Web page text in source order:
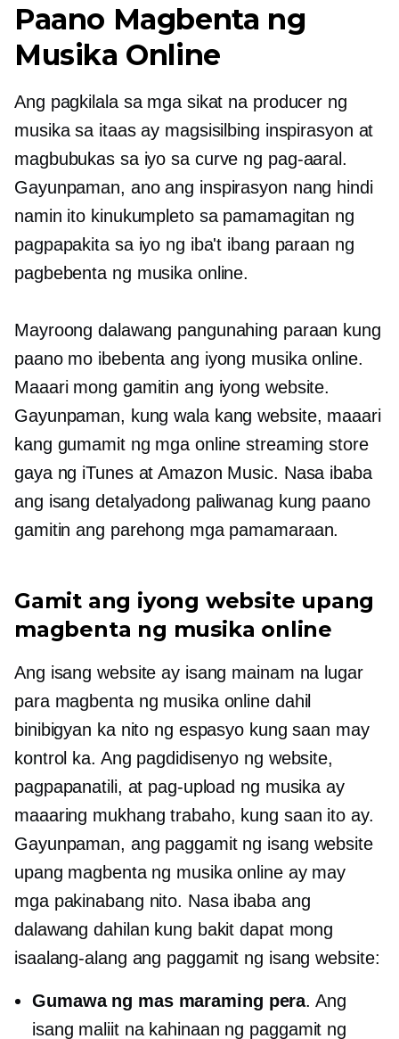
Paano Magbenta ng
Musika Online
Ang pagkilala sa mga sikat na producer ng
musika sa itaas ay magsisilbing inspirasyon at
magbubukas sa iyo sa curve ng pag-aaral.
Gayunpaman, ano ang inspirasyon nang hindi
namin ito kinukumpleto sa pamamagitan ng
pagpapakita sa iyo ng iba't ibang paraan ng
pagbebenta ng musika online.
Mayroong dalawang pangunahing paraan kung
paano mo ibebenta ang iyong musika online.
Maaari mong gamitin ang iyong website.
Gayunpaman, kung wala kang website, maaari
kang gumamit ng mga online streaming store
gaya ng iTunes at Amazon Music. Nasa ibaba
ang isang detalyadong paliwanag kung paano
gamitin ang parehong mga pamamaraan.
Gamit ang iyong website upang
magbenta ng musika online
Ang isang website ay isang mainam na lugar
para magbenta ng musika online dahil
binibigyan ka nito ng espasyo kung saan may
kontrol ka. Ang pagdidisenyo ng website,
pagpapanatili, at pag-upload ng musika ay
maaaring mukhang trabaho, kung saan ito ay.
Gayunpaman, ang paggamit ng isang website
upang magbenta ng musika online ay may
mga pakinabang nito. Nasa ibaba ang
dalawang dahilan kung bakit dapat mong
isaalang-alang ang paggamit ng isang website:
Gumawa ng mas maraming pera. Ang
isang maliit na kahinaan ng paggamit ng